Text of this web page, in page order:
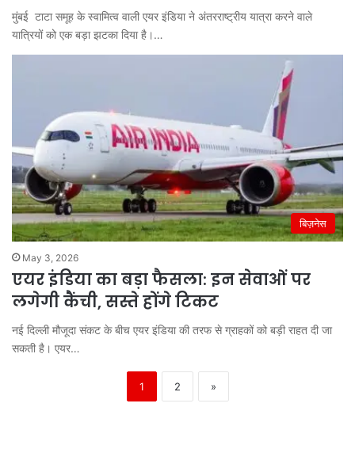
मुंबई टाटा समूह के स्वामित्व वाली एयर इंडिया ने अंतरराष्ट्रीय यात्रा करने वाले
यात्रियों को एक बड़ा झटका दिया है।…
बिज़नेस
May 3, 2026
एयर इंडिया का बड़ा फैसला: इन सेवाओं पर
लगेगी कैंची, सस्ते होंगे टिकट
नई दिल्ली मौजूदा संकट के बीच एयर इंडिया की तरफ से ग्राहकों को बड़ी राहत दी जा
सकती है। एयर…
1 2 »